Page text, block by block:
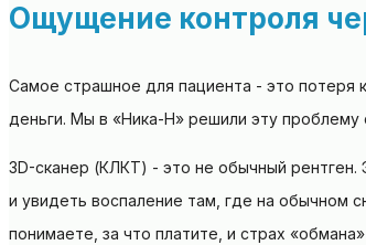
Ощущение контроля
Самое страшное для пациента - это потеря
деньги. Мы в «Ника-Н» решили эту
3D-сканер (КЛКТ) - это не обычный
и увидеть воспаление там, где на обычном
понимаете, за что платите, и страх